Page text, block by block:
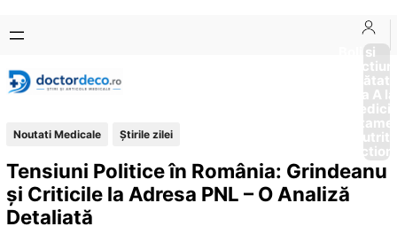
conținut
content
Boli si
Afectiuni
Sănătate
de la A
Noutati Medicale Știrile zilei
Tensiuni Politice în România: Grindeanu
și Criticile la Adresa PNL – O Analiză
Detaliată